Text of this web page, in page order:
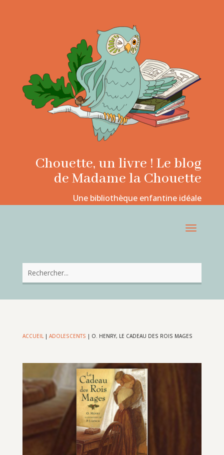
Chouette, un livre ! Le blog
de Madame la Chouette
Une bibliothèque enfantine idéale
ACCUEIL| ADOLESCENTS | O. HENRY, LE CADEAU DES ROIS MAGES